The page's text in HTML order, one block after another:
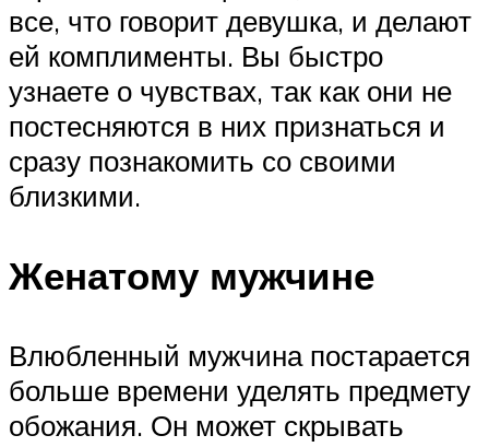
все, что говорит девушка, и делают
ей комплименты. Вы быстро
узнаете о чувствах, так как они не
постесняются в них признаться и
сразу познакомить со своими
близкими.
Женатому мужчине
Влюбленный мужчина постарается
больше времени уделять предмету
обожания. Он может скрывать